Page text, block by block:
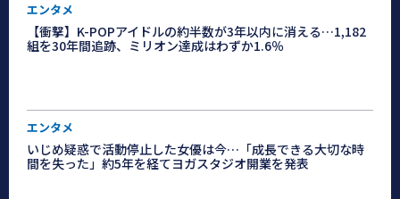
エンタメ
【衝撃】K-POPアイドルの約半数が3年以内に消える…1,182
組を30年間追跡、ミリオン達成はわずか1.6％
エンタメ
いじめ疑惑で活動停止した女優は今…「成長できる大切な時
間を失った」約5年を経てヨガスタジオ開業を発表